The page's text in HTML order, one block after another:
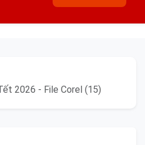
2026 - File Corel (15)